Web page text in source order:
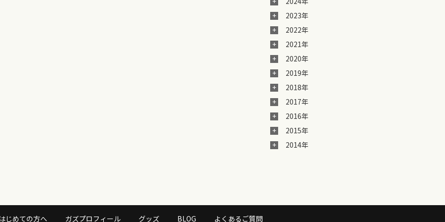
2023年
2022年
2021年
2020年
2019年
2018年
2017年
2016年
2015年
2014年
じめての方へ ガズプロフィール グッズ BLOG よくあるご質問